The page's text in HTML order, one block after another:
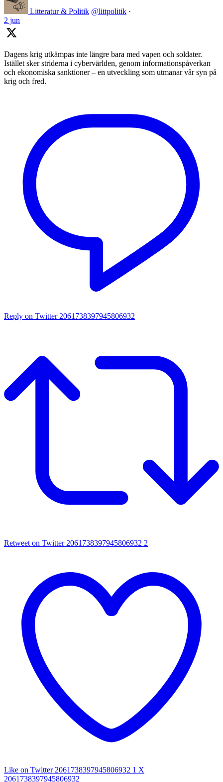
Litteratur & Politik @littpolitik ·
2 jun
Dagens krig utkämpas inte längre bara med vapen och soldater.
Istället sker striderna i cybervärlden, genom informationspåverkan
och ekonomiska sanktioner – en utveckling som utmanar vår syn på
krig och fred.
Reply on Twitter 2061738397945806932
Retweet on Twitter 2061738397945806932 2
Like on Twitter 2061738397945806932 1 X
2061738397945806932